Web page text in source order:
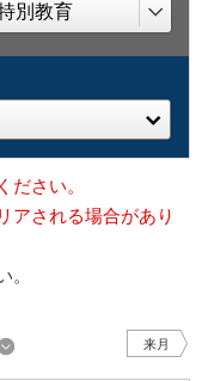
ださい。
アされる場合があり
。
来月